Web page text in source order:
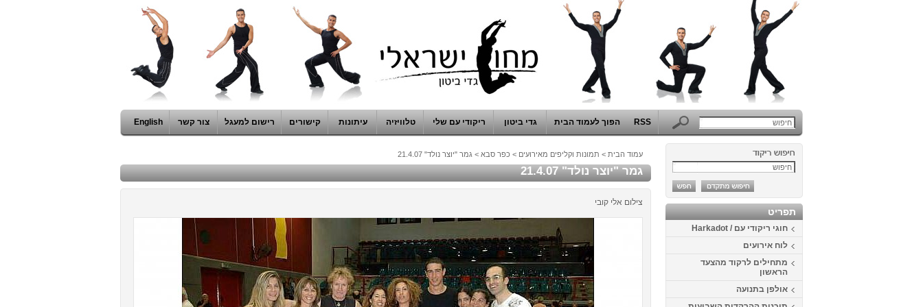
RSS הפוך לעמוד הבית גדי ביטון ריקודי עם שלי טלוויזיה עיתונות קישורים רישום למעגל צור קשר English
תפריט
חוגי ריקודי עם / Harkadot
לוח אירועים
מתחילים לרקוד מהצעד
הראשון
אולפן בתנועה
עמוד הבית > תמונות וקליפים מאירועים > כפר סבא > גמר "יוצר נולד" 21.4.07
גמר "יוצר נולד" 21.4.07
צילום אלי קובי